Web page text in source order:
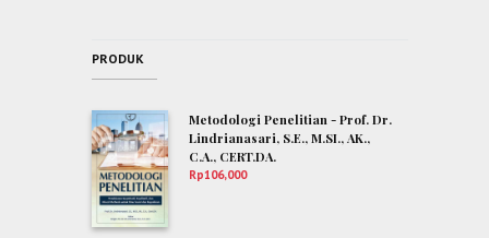
PRODUK
Metodologi Penelitian - Prof. Dr.
Lindrianasari, S.E., M.SI., AK.,
C.A., CERT.DA.
Rp106,000